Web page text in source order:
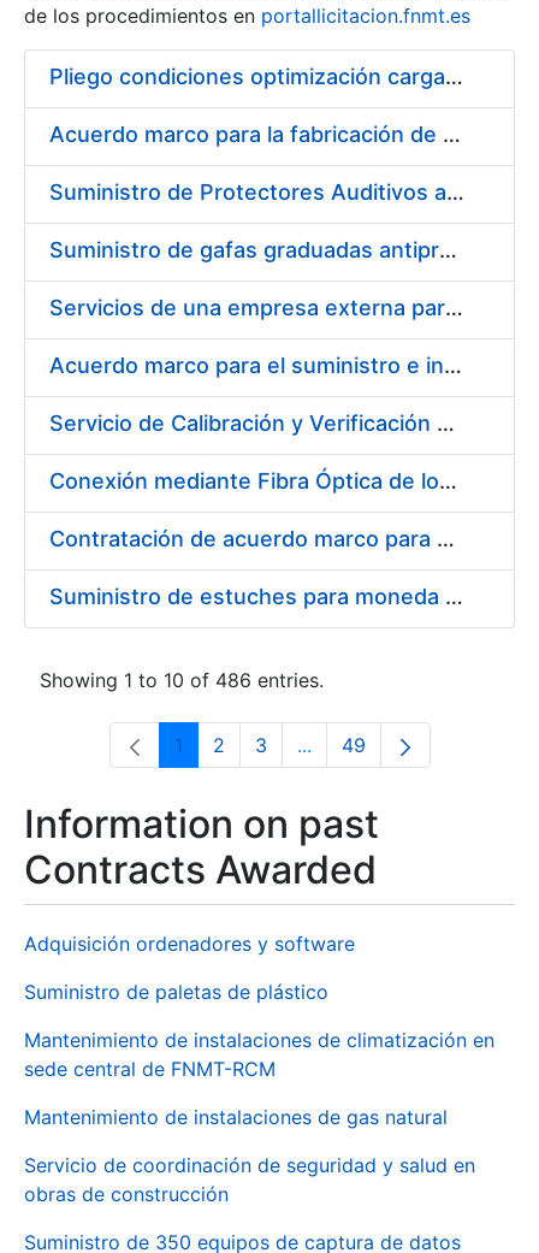
Show/Hide
de los procedimientos en portallicitacion.fnmt.es
Pliego condiciones optimización cargas compras firmado
Acuerdo marco para la fabricación de piezas
Suministro de Protectores Auditivos a medida para las personas trabajadoras de los Centros de Trabajo de Madrid y Burgos
Suministro de gafas graduadas antiproyecciones para los trabajadores de la FNMT-RCM en los centros de trabajo de Madrid y Burgos
Servicios de una empresa externa para el asesoramiento y resolución de los recursos de alzada que se presentan relacionados con procesos de selección para la FNMT-RCM
Acuerdo marco para el suministro e instalación de persianas, estores y otros complementos
Servicio de Calibración y Verificación Externa de los Equipos de Medición del Servicio de Prevención de la FNMT-RCM
Conexión mediante Fibra Óptica de los Centros de Proceso de Datos (CPDs) de las sedes de la FNMT-RCM de Burgos y Madrid
Contratación de acuerdo marco para el Suministro de Material de Electricidad para la Fábrica Nacional de Moneda y Timbre-Real Casa de la Moneda en su centro de trabajo de Burgos
Suministro de estuches para moneda de 30 €
Showing 1 to 10 of 486 entries.
Page
1 Page
2 Page
3 ...Intermediate Pages Use
Page
49
Information on past
Contracts Awarded
Adquisición ordenadores y software
Suministro de paletas de plástico
Mantenimiento de instalaciones de climatización en
sede central de FNMT-RCM
Mantenimiento de instalaciones de gas natural
Servicio de coordinación de seguridad y salud en
obras de construcción
Suministro de 350 equipos de captura de datos